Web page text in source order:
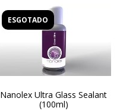
ESGOTADO
Nanolex Ultra Glass Sealant
(100ml)